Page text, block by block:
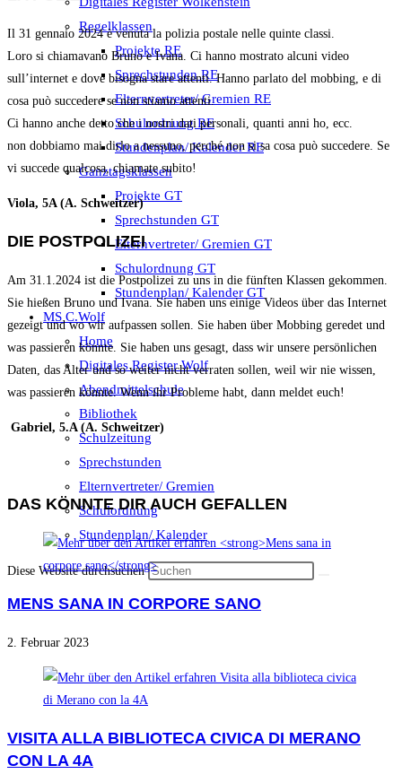
Regelklassen
Projekte RE
Sprechstunden RE
Elternvertreter/ Gremien RE
Schulordnung RE
Stundenplan/ Kalender RE
Ganztagsklassen
Projekte GT
Sprechstunden GT
Elternvertreter/ Gremien GT
Schulordnung GT
Stundenplan/ Kalender GT
MS C.Wolf
Home
Digitales Register Wolf
Abendmittelschule
Bibliothek
Schulzeitung
Sprechstunden
Elternvertreter/ Gremien
Schulordnung
Stundenplan/ Kalender
Diese Website durchsuchen
Il 31 gennaio 2024 è venuta la polizia postale nelle quinte classi.
Loro si chiamavano Bruno e Ivana. Ci hanno mostrato alcuni video
sull’internet e dove bisogna stare attenti. Hanno parlato del mobbing, e di
cosa può succedere se non stiamo attenti.
Ci hanno anche detto che i nostri dati personali, quanti anni ho, ecc.
non dobbiamo mai dirlo a nessuno, perché non si sa cosa può succedere. Se
vi succede qualcosa, chiamate subito!
Viola, 5A (A. Schweitzer)
DIE POSTPOLIZEI
Am 31.1.2024 ist die Postpolizei zu uns in die fünften Klassen gekommen.
Sie hießen Bruno und Ivana. Sie haben uns einige Videos über das Internet
gezeigt und wo wir aufpassen sollen. Sie haben über Mobbing geredet und
was passieren könnte. Sie haben uns gesagt, dass wir unsere persönlichen
Daten, das Alter und so weiter nicht verraten sollen, weil wir nie wissen,
was passieren könnte. Wenn ihr Probleme habt, dann meldet euch!
Gabriel, 5.A (A. Schweitzer)
DAS KÖNNTE DIR AUCH GEFALLEN
MENS SANA IN CORPORE SANO
2. Februar 2023
VISITA ALLA BIBLIOTECA CIVICA DI MERANO
CON LA 4A